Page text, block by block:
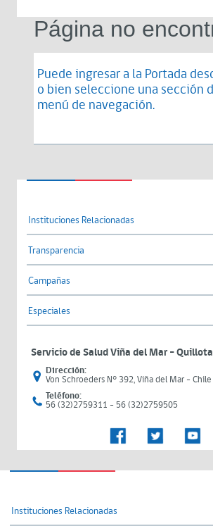
Página no
Puede ingresar a la Portada
o bien seleccione una sección
menú de navegación.
Instituciones Relacionadas
Transparencia
Campañas
Especiales
Servicio de Salud Viña del Mar – Quillota
Dirección:
Von Schroeders N° 392, Viña del Mar - Chile
Teléfono:
56 (32)2759311 - 56 (32)2759505
Instituciones Relacionadas